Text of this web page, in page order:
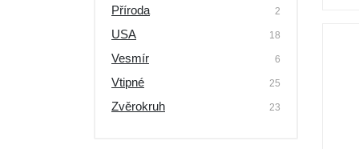
Příroda 2
USA 18
Vesmír 6
Vtipné 25
Zvěrokruh 23